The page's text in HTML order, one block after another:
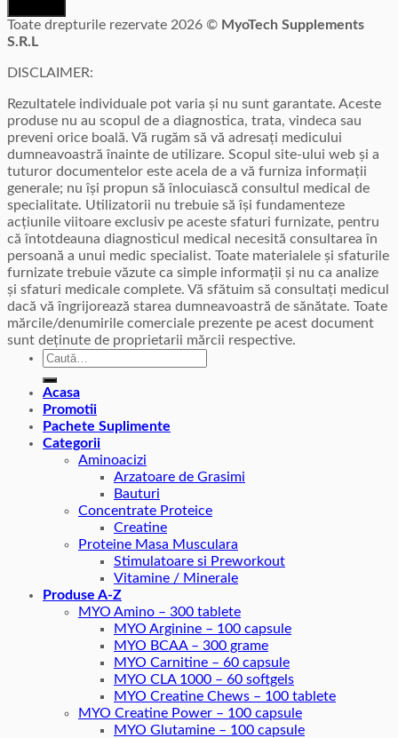
Toate drepturile rezervate 2026 © MyoTech Supplements
S.R.L
DISCLAIMER:
Rezultatele individuale pot varia și nu sunt garantate. Aceste
produse nu au scopul de a diagnostica, trata, vindeca sau
preveni orice boală. Vă rugăm să vă adresați medicului
dumneavoastră înainte de utilizare. Scopul site-ului web și a
tuturor documentelor este acela de a vă furniza informații
generale; nu își propun să înlocuiască consultul medical de
specialitate. Utilizatorii nu trebuie să își fundamenteze
acțiunile viitoare exclusiv pe aceste sfaturi furnizate, pentru
că întotdeauna diagnosticul medical necesită consultarea în
persoană a unui medic specialist. Toate materialele și sfaturile
furnizate trebuie văzute ca simple informații și nu ca analize
și sfaturi medicale complete. Vă sfătuim să consultați medicul
dacă vă îngrijorează starea dumneavoastră de sănătate. Toate
mărcile/denumirile comerciale prezente pe acest document
sunt deținute de proprietarii mărcii respective.
Caută
Acasa
Promotii
Pachete Suplimente
Categorii
Aminoacizi
Arzatoare de Grasimi
Bauturi
Concentrate Proteice
Creatine
Proteine Masa Musculara
Stimulatoare si Preworkout
Vitamine / Minerale
Produse A-Z
MYO Amino – 300 tablete
MYO Arginine – 100 capsule
MYO BCAA – 300 grame
MYO Carnitine – 60 capsule
MYO CLA 1000 – 60 softgels
MYO Creatine Chews – 100 tablete
MYO Creatine Power – 100 capsule
MYO Glutamine – 100 capsule